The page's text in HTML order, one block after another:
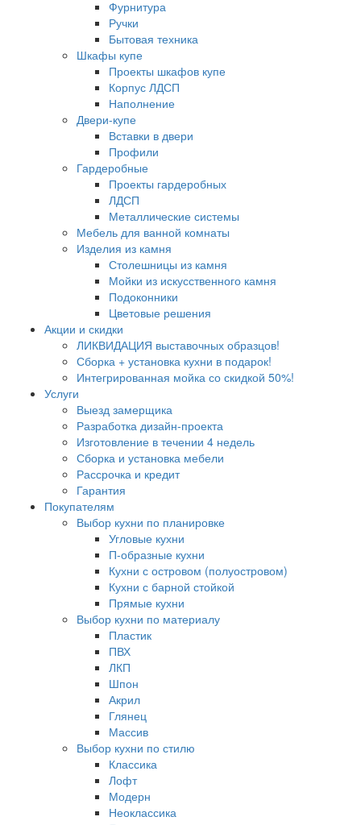
Фурнитура
Ручки
Бытовая техника
Шкафы купе
Проекты шкафов купе
Корпус ЛДСП
Наполнение
Двери-купе
Вставки в двери
Профили
Гардеробные
Проекты гардеробных
ЛДСП
Металлические системы
Мебель для ванной комнаты
Изделия из камня
Столешницы из камня
Мойки из искусственного камня
Подоконники
Цветовые решения
Акции и скидки
ЛИКВИДАЦИЯ выставочных образцов!
Сборка + установка кухни в подарок!
Интегрированная мойка со скидкой 50%!
Услуги
Выезд замерщика
Разработка дизайн-проекта
Изготовление в течении 4 недель
Сборка и установка мебели
Рассрочка и кредит
Гарантия
Покупателям
Выбор кухни по планировке
Угловые кухни
П-образные кухни
Кухни с островом (полуостровом)
Кухни с барной стойкой
Прямые кухни
Выбор кухни по материалу
Пластик
ПВХ
ЛКП
Шпон
Акрил
Глянец
Массив
Выбор кухни по стилю
Классика
Лофт
Модерн
Неоклассика